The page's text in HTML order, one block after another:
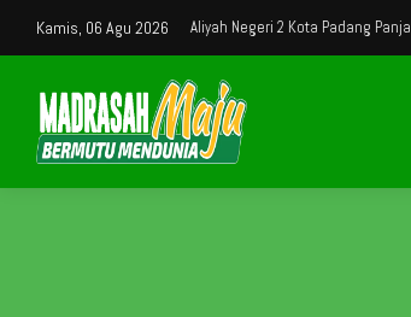
Kamis, 06 Agu 2026
Resmi Madrasah Aliyah Negeri 2 Kota Padang Panjang